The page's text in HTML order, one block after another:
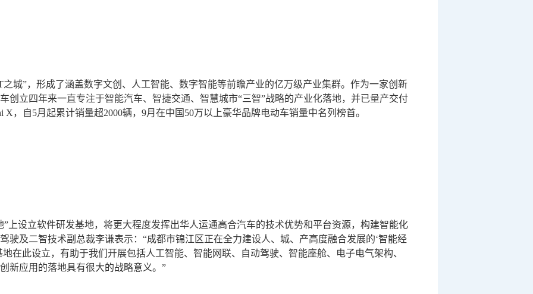
城”，形成了涵盖数字文创、人工智能、数字智能等前瞻产业的亿万级产业集群。作为一家创新
创立四年来一直专注于智能汽车、智捷交通、智慧城市“三智”战略的产业化落地，并已量产交付
，自5月起累计销量超2000辆，9月在中国50万以上豪华品牌电动车销量中名列榜首。
”上设立软件研发基地，将更大程度发挥出华人运通高合汽车的技术优势和平台资源，构建智能化
驶及二智技术副总裁李谦表示：“成都市锦江区正在全力建设人、城、产高度融合发展的‘智能经
在此设立，有助于我们开展包括人工智能、智能网联、自动驾驶、智能座舱、电子电气架构、
新应用的落地具有很大的战略意义。”